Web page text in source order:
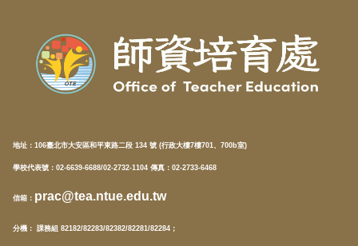
地址： 106臺北市大安區和平東路二段 134 號 (行政大樓7樓701、700b室)
學校代表號：02-6639-6688/02-2732-1104 傳真：02-2733-6468
信箱 ： prac@tea.ntue.edu.tw
分機 ： 課務組 82182/82283/82382/82281/82284；